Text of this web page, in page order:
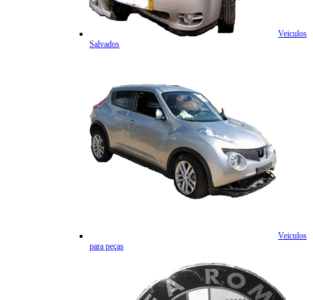
Veiculos
Salvados
Veiculos
para peças